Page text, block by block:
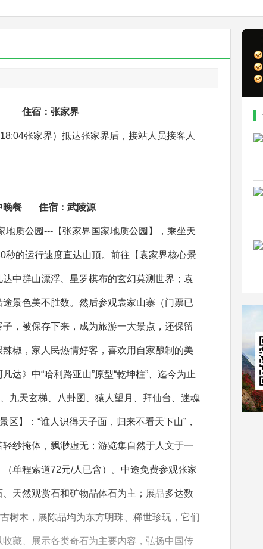
：张家界
张家界）抵达张家界后，接站人员接客人
晚餐 住宿：武陵源
地质公园---【张家界国家地质公园】，乘坐天
秒的运行速度直达山顶。前往【袁家界核心景
中群山漂浮、星罗棋布的玄幻莫测世界；袁
景色美不胜数。然后参观袁家山寨（门票已
，被保存下来，成为旅游一大景点，还保留
椒，家人民热情好客，喜欢用自家酿制的美
达》中“哈利路亚山”原型“乾坤柱”、迄今为止
九天玄梯、八卦图、猿人望月、拜仙台、迷魂
】：“谁人识得天子面，归来不看天下山”，
纱掩体，飘渺虚无；游览集自然于人文于一
单程索道72元/人已含）。中途免费参观张家
天然观赏石和矿物晶体石为主；展品多达数
树木，展陈品均为东方明珠、稀世珍玩，它们
藏、展示各类奇石为主要内容，弘扬中国传